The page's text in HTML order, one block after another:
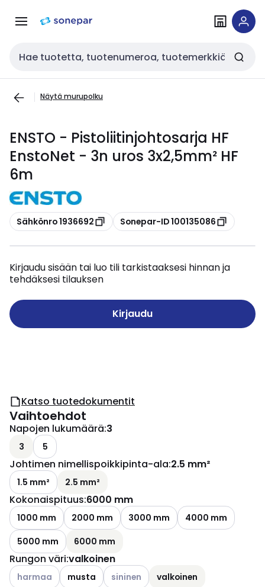
navigointiinsisältöön
Haku
Näytä murupolku
ENSTO - Pistoliitinjohtosarja HF
EnstoNet - 3n uros 3x2,5mm² HF
6m
Kopioi
Sähkönro 1936692 Kopioi
Sonepar-ID 100135086
Kirjaudu sisään tai luo tili tarkistaaksesi hinnan ja
tehdäksesi tilauksen
Kirjaudu
Katso tuotedokumentit
Vaihtoehdot
Napojen lukumäärä:3
3 5
Johtimen nimellispoikkipinta-ala:2.5 mm²
1.5 mm² 2.5 mm²
Kokonaispituus:6000 mm
1000 mm 2000 mm 3000 mm
4000 mm
5000 mm
6000 mm
Rungon väri:valkoinen
Katso käytettävissä olevat vaihtoehdot
harmaa musta Katso käytettävissä olevat
sininen valkoinen